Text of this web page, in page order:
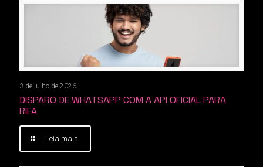
3 de julho de 2026
DISPARO DE WHATSAPP COM A API OFICIAL PARA
RIFA
Leia mais